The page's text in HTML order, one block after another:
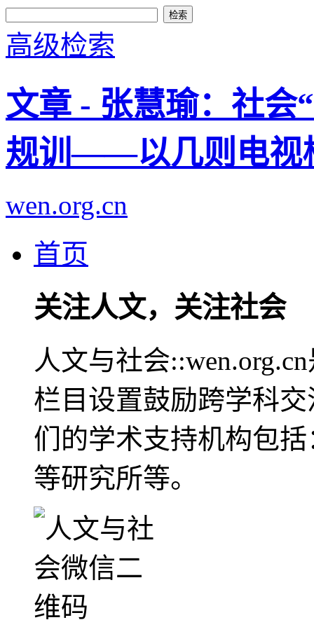
高级检索
文章 - 张慧瑜：社会
规训——以几则电视
wen.org.cn
首页
关注人文，关注社会
人文与社会
栏目设置鼓励跨学科
们的学术支持机构包
等研究所等。